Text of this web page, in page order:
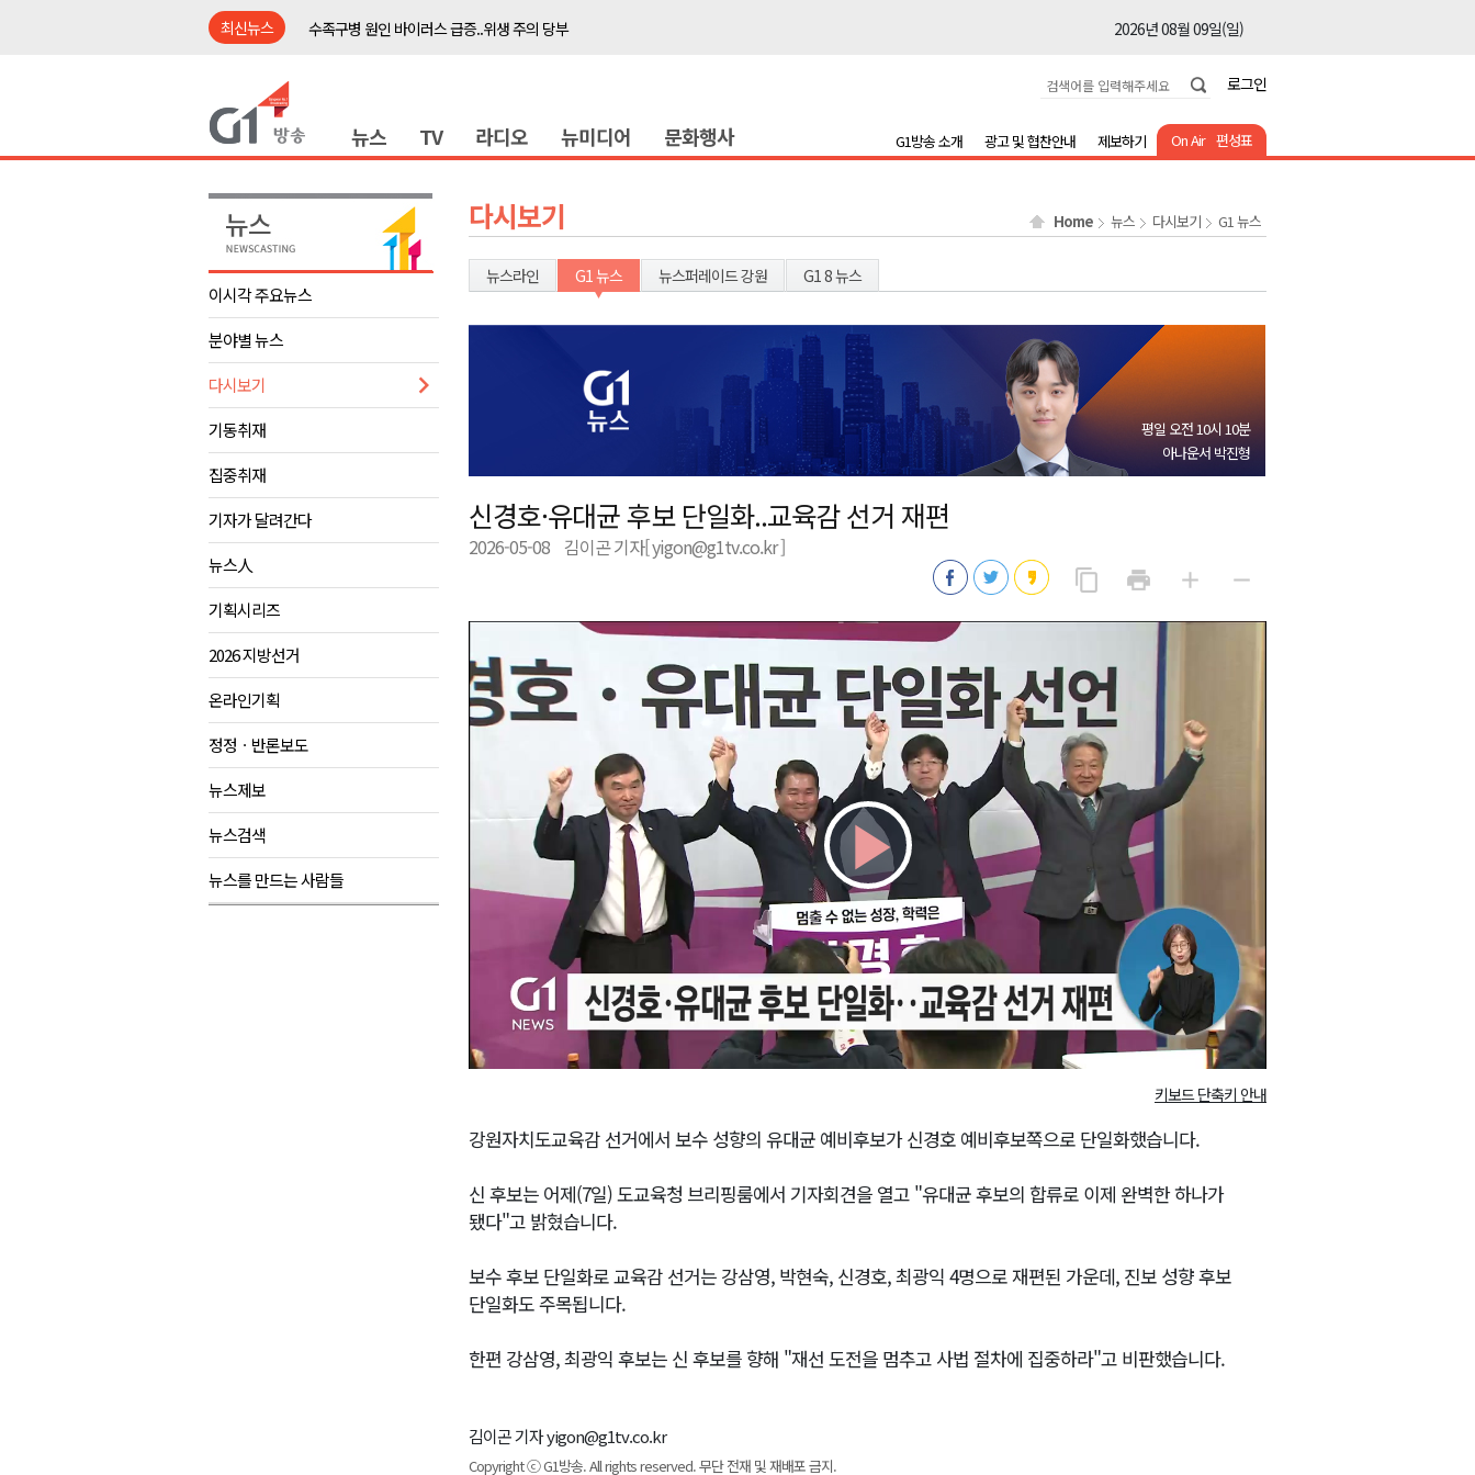
최신뉴스
수족구병 원인 바이러스 급증..위생 주의 당부
2026년 08월 09일(일)
2026년 08월 09일(일)
원주시, 지역첨단의료복합단지 지정 준비 본격화
2026년 08월 09일(일)
평창 전지훈련 성지..선수들 구슬땀
동해시, 어르신병원동행서비스 확대 운영
2026년 08월 09일(일)
원주환경청, 비산배출시설 미신고 사업장 점검
2026년 08월 09일(일)
수족구병 원인 바이러스 급증..위생 주의 당부
2026년 08월 09일(일)
춘천 돈사 화재..평창 교통사고 4명 경상
2026년 08월 09일(일)
동해안 이안류..지자체 대응 강화
2026년 08월 09일(일)
강원도 반려동물지원센터, 참여형 프로그램 신설
평창 전지훈련 성지..선수들 구슬땀
동해시, 어르신병원동행서비스 확대 운영
2026년 08월 09일(일)
원주환경청, 비산배출시설 미신고 사업장 점검
2026년 08월 09일(일)
로그인
뉴스 TV 라디오 뉴미디어 문화행사 On Air 편성표
G1방송 소개 광고 및 협찬안내 제보하기
이시각 주요뉴스
분야별 뉴스
다시보기
기동취재
집중취재
기자가 달려간다
뉴스人
기획시리즈
2026 지방선거
온라인기획
정정ㆍ반론보도
뉴스제보
뉴스검색
뉴스를 만드는 사람들
다시보기 Home 뉴스 다시보기 G1 뉴스
뉴스라인 G1 뉴스 뉴스퍼레이드 강원 G1 8 뉴스
평일 오전 10시 10분
아나운서 박진형
신경호·유대균 후보 단일화..교육감 선거 재편
2026-05-08 김이곤 기자[ yigon@g1tv.co.kr ]
content_copy
사
print add
게
remove
게
Play
Video
키보드 단축키 안내
강원자치도교육감 선거에서 보수 성향의 유대균 예비후보가 신경호 예비후보쪽으로 단일화했습니다.
신 후보는 어제(7일) 도교육청 브리핑룸에서 기자회견을 열고 "유대균 후보의 합류로 이제 완벽한 하나가
됐다"고 밝혔습니다.
보수 후보 단일화로 교육감 선거는 강삼영, 박현숙, 신경호, 최광익 4명으로 재편된 가운데, 진보 성향 후보
단일화도 주목됩니다.
한편 강삼영, 최광익 후보는 신 후보를 향해 "재선 도전을 멈추고 사법 절차에 집중하라"고 비판했습니다.
김이곤 기자 yigon@g1tv.co.kr
Copyright ⓒ G1방송. All rights reserved. 무단 전재 및 재배포 금지.